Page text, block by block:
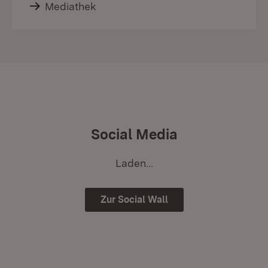
Mediathek
Social Media
Laden...
Zur Social Wall